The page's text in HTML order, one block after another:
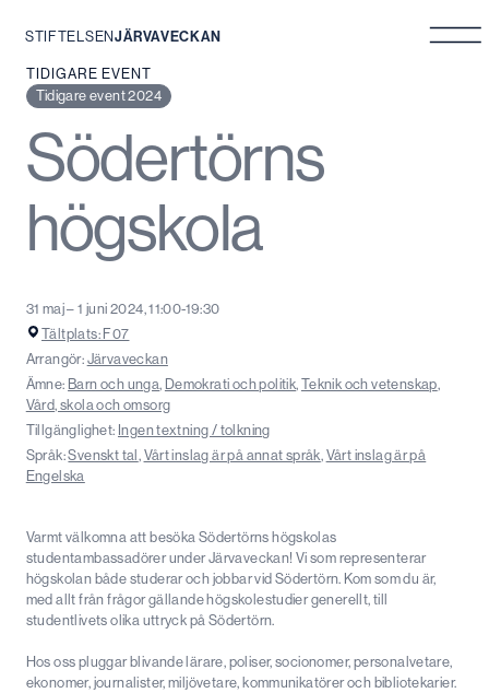
Hoppa
innehåll
STIFTELSENJÄRVAVECKAN
TIDIGARE EVENT
Tidigare event 2024
Södertörns
högskola
31 maj – 1 juni 2024, 11:00-19:30
Tältplats: F07
Arrangör:Järvaveckan
Ämne: Barn och unga, Demokrati och politik,Teknik och vetenskap,
Vård, skola och omsorg
Tillgänglighet: Ingen textning / tolkning
Språk:Svenskt tal,Vårt inslag är på annat språk,Vårt inslag är på
Engelska
Varmt välkomna att besöka Södertörns högskolas
studentambassadörer under Järvaveckan! Vi som representerar
högskolan både studerar och jobbar vid Södertörn. Kom som du är,
med allt från frågor gällande högskolestudier generellt, till
studentlivets olika uttryck på Södertörn.
Hos oss pluggar blivande lärare, poliser, socionomer, personalvetare,
ekonomer, journalister, miljövetare, kommunikatörer och bibliotekarier.